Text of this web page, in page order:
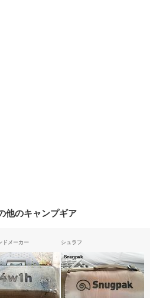
他のキャンプギア
ドメーカー シュラフ
Snugpak